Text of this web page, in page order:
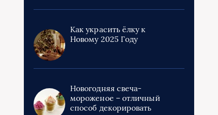
Как украсить ёлку к
Новому 2025 Году
Новогодняя свеча-
мороженое – отличный
способ декорировать